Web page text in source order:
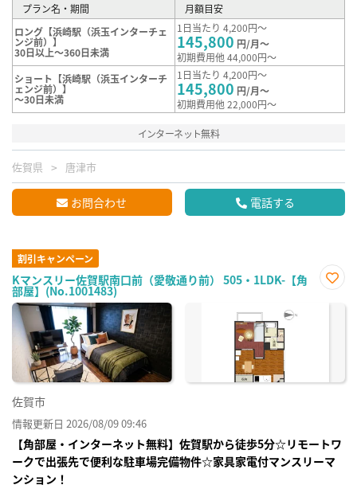
プラン名・期間
月額目安
ロング【浜崎駅（浜玉インターチェ
ンジ前）】
30日以上～360日未満
1日当たり 4,200円～
145,800 円/月～
初期費用他 44,000円～
ショート【浜崎駅（浜玉インターチ
ェンジ前）】
～30日未満
1日当たり 4,200円～
145,800 円/月～
初期費用他 22,000円～
インターネット無料
佐賀県 唐津市
お問合わせ 電話する
割引キャンペーン
Kマンスリー佐賀駅南口前（愛敬通り前） 505・1LDK-【角
部屋】(No.1001483)
に入
佐賀市
情報更新日 2026/08/09 09:46
【角部屋・インターネット無料】佐賀駅から徒歩5分☆リモートワ
ークで出張先で便利な駐車場完備物件☆家具家電付マンスリーマ
ンション！